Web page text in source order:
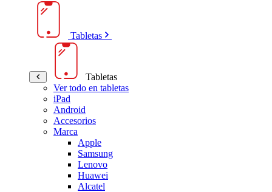
Tabletas
Tabletas
Ver todo en tabletas
iPad
Android
Accesorios
Marca
Apple
Samsung
Lenovo
Huawei
Alcatel